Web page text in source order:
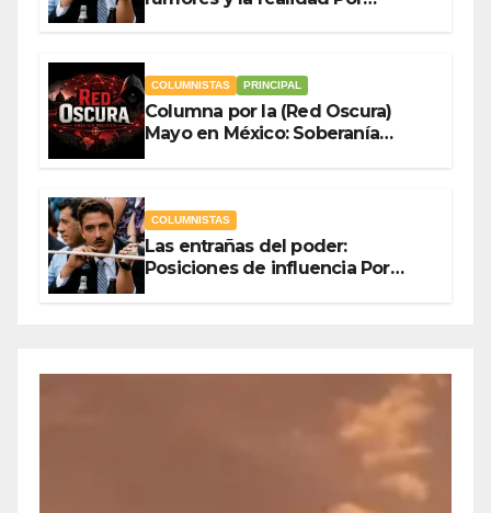
COLUMNISTAS PRINCIPAL
Columna por la (Red Oscura)
Mayo en México: Soberanía
COLUMNISTAS
Las entrañas del poder:
Posiciones de influencia Por